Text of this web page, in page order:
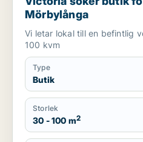
Mörbylånga
Vi letar lokal till en befintlig
100 kvm
Type
Butik
Storlek
30 - 100 m2